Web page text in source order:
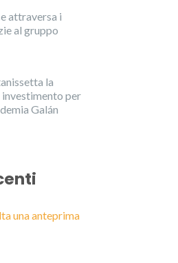
attraversa i
al gruppo
la
investimento per
Galán
una anteprima